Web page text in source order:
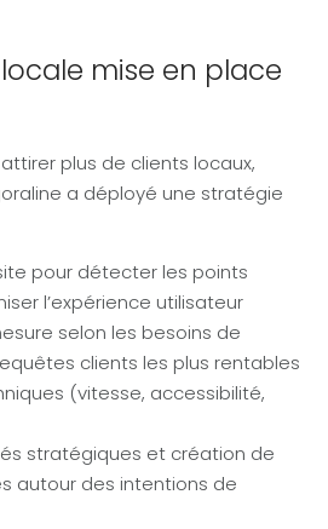
mise en place
plus de clients locaux,
a déployé une stratégie
pour détecter les points
l’expérience utilisateur
selon les besoins de
clients les plus rentables
(vitesse, accessibilité,
stratégiques et création de
autour des intentions de